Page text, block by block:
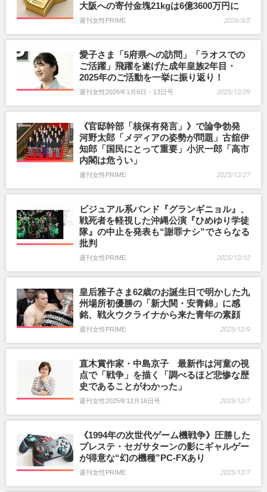
大阪への寄付金塊21kgは6億3600万円に
週刊女性PRIME 2026/3/2
愛子さま「5府県への訪問」「ラオスでの
ご活躍」飛躍を遂げた成年皇族2年目・
2025年のご活動を一挙に振り返り！
週刊女性2026年1月6日・13日号 2025/12/29
《官邸幹部「核保有発言」》で論争勃発
河野太郎「メディアの姿勢が問題」古舘伊
知郎「国民にとって重要」小沢一郎「高市
内閣は危うい」
週刊女性PRIME 2025/12/27
ビジュアル系バンド『グランギニョル』、
戦死者を軽視した沖縄公演『ひめゆり学徒
隊』の中止を発表も“謝罪ナシ”でさらなる
批判
週刊女性PRIME 2025/12/12
皇后雅子さま62歳のお誕生日で明かした九
州場所初優勝の「新大関・安青錦」に感
銘、戦火ウクライナから来た青年の素顔
週刊女性PRIME 2025/12/9
直木賞作家・中島京子 最新作は河童の視
点で「戦争」を描く「調べるほど悲惨な歴
史であることがわかった」
週刊女性2025年12月16日号 2025/12/7
《1994年の次世代ゲーム機戦争》圧勝した
プレステ・セガサターンの影にギャルゲー
が得意な“幻の機種”PC-FXあり
週刊女性PRIME 2025/12/7